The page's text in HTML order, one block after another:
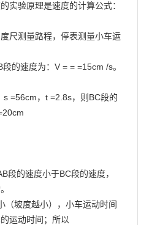
实验原理是速度的计算公式：
尺测量路程，停表测量小车运
的速度为：V = = =15cm /s。
s =56cm，t =2.8s，则BC段的
段的速度小于BC段的速度，
（坡度越小），小车运动时间
运动时间；所以